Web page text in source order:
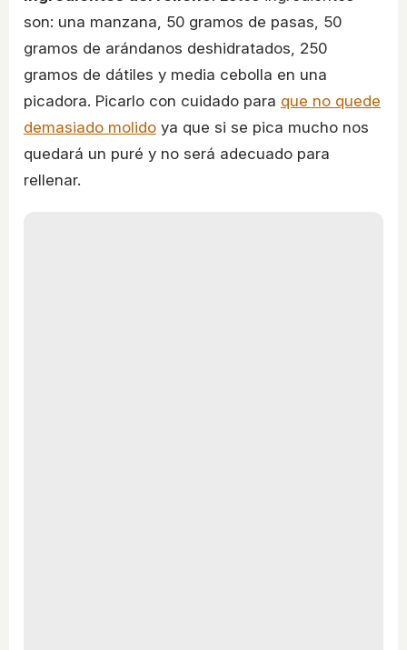
son: una manzana, 50 gramos de pasas, 50
gramos de arándanos deshidratados, 250
gramos de dátiles y media cebolla en una
picadora. Picarlo con cuidado para que no quede
demasiado molido ya que si se pica mucho nos
quedará un puré y no será adecuado para
rellenar.